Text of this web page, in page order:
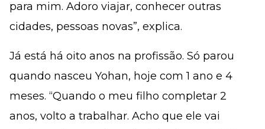
para mim. Adoro viajar, conhecer outras
cidades, pessoas novas”, explica.
Já está há oito anos na profissão. Só parou
quando nasceu Yohan, hoje com 1 ano e 4
meses. “Quando o meu filho completar 2
anos, volto a trabalhar. Acho que ele vai